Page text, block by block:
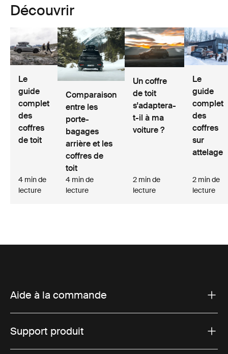
Découvrir
Le
guide
complet
des
coffres
de toit
4 min de
lecture
Comparaison
entre les
porte-
bagages
arrière et les
coffres de
toit
4 min de
lecture
Un coffre
de toit
s'adaptera-
t-il à ma
voiture ?
2 min de
lecture
Le
guide
complet
des
coffres
sur
attelage
2 min de
lecture
Aide à la commande
Support produit